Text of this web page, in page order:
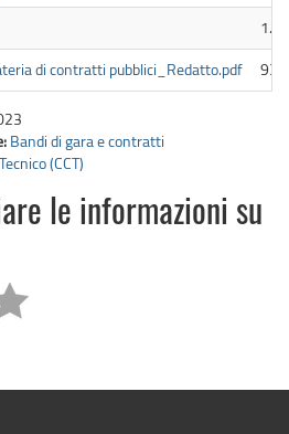
di contratti pubblici_Redatto.pdf
Bandi di gara e contratti
(CCT)
le informazioni su